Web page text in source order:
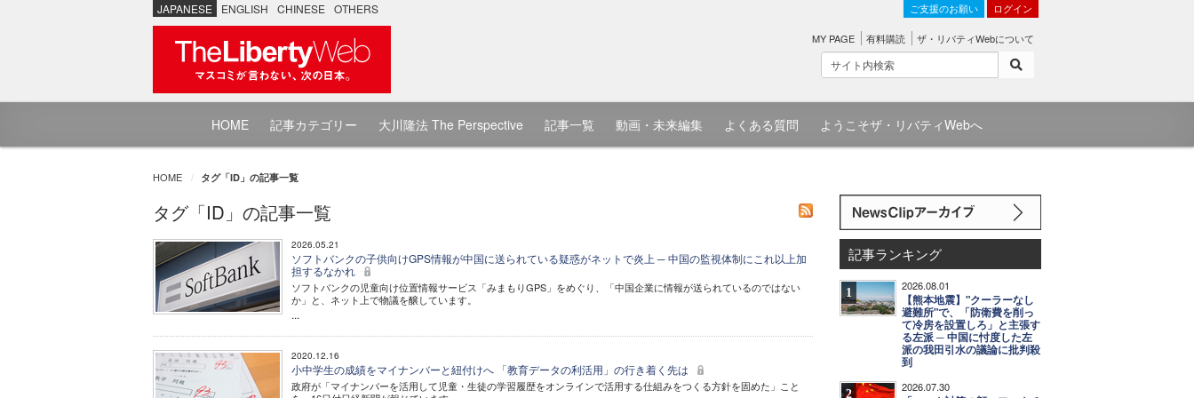
JAPANESE ENGLISH CHINESE OTHERS ご支援のお願い ログイン
MY PAGE 有料購読 ザ・リバティWebについて
HOME 記事カテゴリー 大川隆法 The Perspective 記事一覧 動画・未来編集 よくある質問 ようこそザ・リバティWebへ
HOME タグ「ID」の記事一覧
タグ「ID」の記事一覧
2026.05.21
ソフトバンクの子供向けGPS情報が中国に送られている疑惑がネットで炎上 ─ 中国の監視体制にこれ以上加
担するなかれ
ソフトバンクの児童向け位置情報サービス「みまもりGPS」をめぐり、「中国企業に情報が送られているのではない
か」と、ネット上で物議を醸しています。
...
2020.12.16
小中学生の成績をマイナンバーと紐付けへ 「教育データの利活用」の行き着く先は
政府が「マイナンバーを活用して児童・生徒の学習履歴をオンラインで活用する仕組みをつくる方針を固めた」こと
記事ランキング
1 2026.08.01
【熊本地震】"クーラーなし
避難所"で、「防衛費を削っ
て冷房を設置しろ」と主張す
る左派 ─ 中国に忖度した左
派の我田引水の議論に批判殺
到
2 2026.07.30